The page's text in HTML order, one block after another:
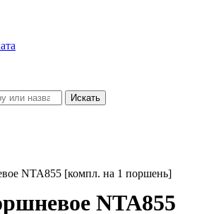
Искать
NTA855 [компл. на 1 поршень]
NTA855